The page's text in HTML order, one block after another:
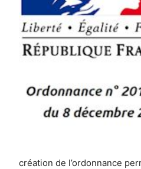
création de l’ordonnance